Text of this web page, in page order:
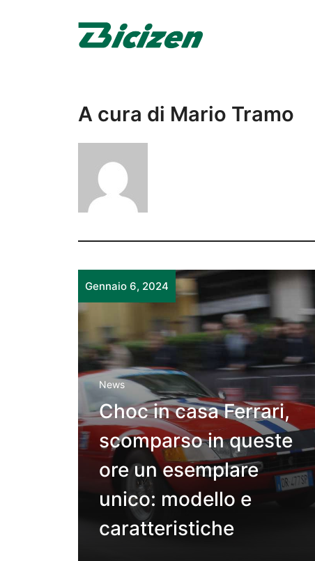
A cura di Mario Tramo
Gennaio 6, 2024
News
Choc in casa Ferrari,
scomparso in queste
ore un esemplare
unico: modello e
caratteristiche